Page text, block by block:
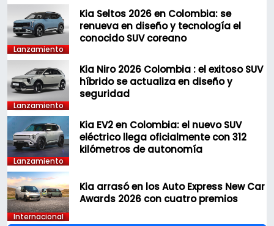
Lanzamiento
Kia Seltos 2026 en Colombia: se
renueva en diseño y tecnología el
conocido SUV coreano
Lanzamiento
Kia Niro 2026 Colombia : el exitoso SUV
híbrido se actualiza en diseño y
seguridad
Lanzamiento
Kia EV2 en Colombia: el nuevo SUV
eléctrico llega oficialmente con 312
kilómetros de autonomía
Internacional
Kia arrasó en los Auto Express New Car
Awards 2026 con cuatro premios